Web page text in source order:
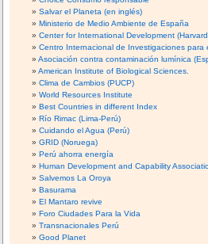
Salvar el Planeta (en inglés)
Ministerio de Medio Ambiente de España
Center for International Development
Centro Internacional de Investigaciones para
Asociación contra contaminación lumínica
American Institute of Biological Sciences.
Clima de Cambios (PUCP)
World Resources Institute
Best Countries in different Index
Río Rimac (Lima-Perú)
Cuidando el Agua (Perú)
GRID (Noruega)
Perú ahorra energía
Human Development and Capability
Salvemos La Oroya
Basurama
El Mantaro revive
Foro Ciudades Para la Vida
Transnacionales Perú
Good Planet